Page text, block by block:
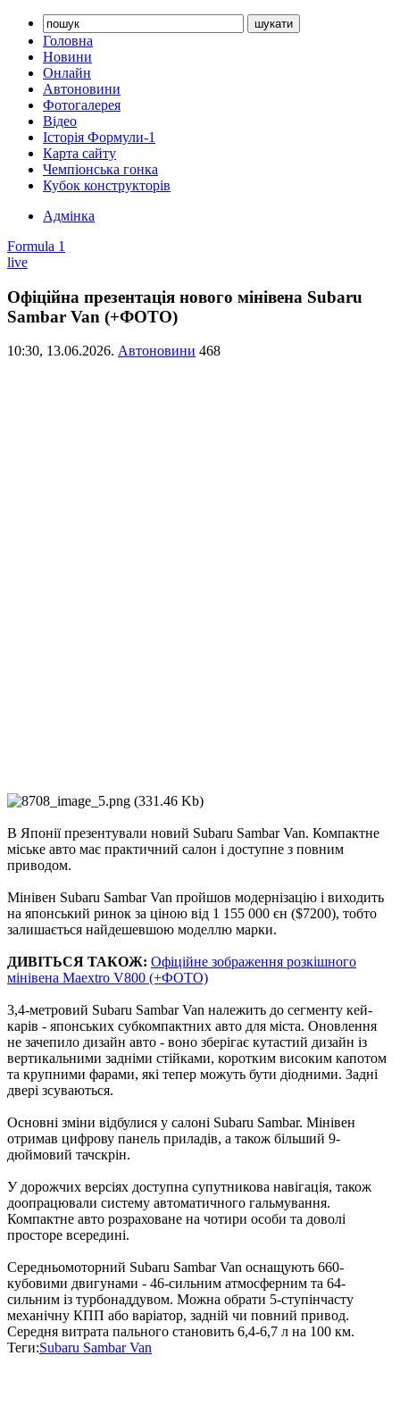
Головна
Новини
Онлайн
Автоновини
Фотогалерея
Відео
Історія Формули-1
Карта сайту
Чемпіонська гонка
Кубок конструкторів
Адмінка
Formula 1
live
Офіційна презентація нового мінівена Subaru
Sambar Van (+ФОТО)
10:30, 13.06.2026. Автоновини 468
В Японії презентували новий Subaru Sambar Van. Компактне
міське авто має практичний салон і доступне з повним
приводом.
Мінівен Subaru Sambar Van пройшов модернізацію і виходить
на японський ринок за ціною від 1 155 000 єн ($7200), тобто
залишається найдешевшою моделлю марки.
ДИВІТЬСЯ ТАКОЖ: Офіційне зображення розкішного
мінівена Maextro V800 (+ФОТО)
3,4-метровий Subaru Sambar Van належить до сегменту кей-
карів - японських субкомпактних авто для міста. Оновлення
не зачепило дизайн авто - воно зберігає кутастий дизайн із
вертикальними задніми стійками, коротким високим капотом
та крупними фарами, які тепер можуть бути діодними. Задні
двері зсуваються.
Основні зміни відбулися у салоні Subaru Sambar. Мінівен
отримав цифрову панель приладів, а також більший 9-
дюймовий тачскрін.
У дорожчих версіях доступна супутникова навігація, також
доопрацювали систему автоматичного гальмування.
Компактне авто розраховане на чотири особи та доволі
просторе всередині.
Середньомоторний Subaru Sambar Van оснащують 660-
кубовими двигунами - 46-сильним атмосферним та 64-
сильним із турбонаддувом. Можна обрати 5-ступінчасту
механічну КПП або варіатор, задній чи повний привод.
Середня витрата пального становить 6,4-6,7 л на 100 км.
Теги:Subaru Sambar Van